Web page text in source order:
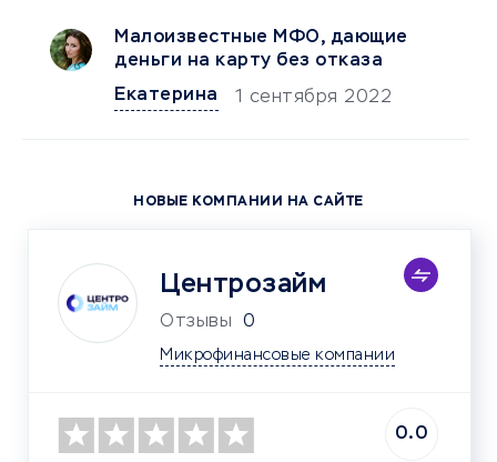
Малоизвестные МФО, дающие
деньги на карту без отказа
Екатерина
1 сентября 2022
НОВЫЕ КОМПАНИИ НА САЙТЕ
Центрозайм
Отзывы 0
Микрофинансовые компании
0.0